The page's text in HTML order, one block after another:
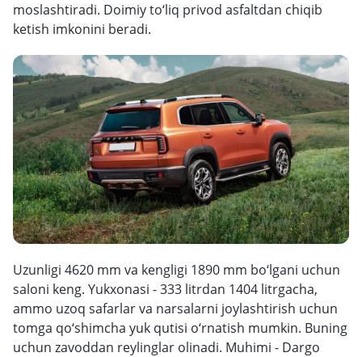
moslashtiradi. Doimiy to‘liq privod asfaltdan chiqib
ketish imkonini beradi.
Uzunligi 4620 mm va kengligi 1890 mm bo‘lgani uchun
saloni keng. Yukxonasi - 333 litrdan 1404 litrgacha,
ammo uzoq safarlar va narsalarni joylashtirish uchun
tomga qo‘shimcha yuk qutisi o‘rnatish mumkin. Buning
uchun zavoddan reylinglar olinadi. Muhimi - Dargo